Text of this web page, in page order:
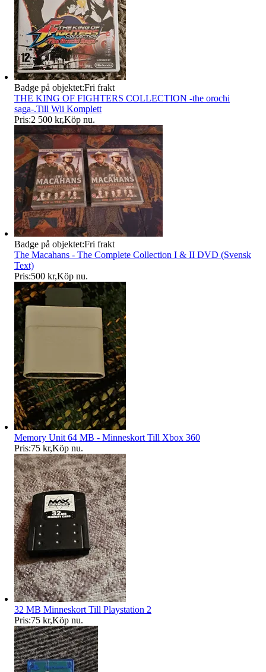
Badge på objektet:Fri frakt
THE KING OF FIGHTERS COLLECTION -the orochi
saga-.Till Wii Komplett
Pris:2 500 kr,Köp nu.
Badge på objektet:Fri frakt
The Macahans - The Complete Collection I & II DVD (Svensk
Text)
Pris:500 kr,Köp nu.
Memory Unit 64 MB - Minneskort Till Xbox 360
Pris:75 kr,Köp nu.
32 MB Minneskort Till Playstation 2
Pris:75 kr,Köp nu.